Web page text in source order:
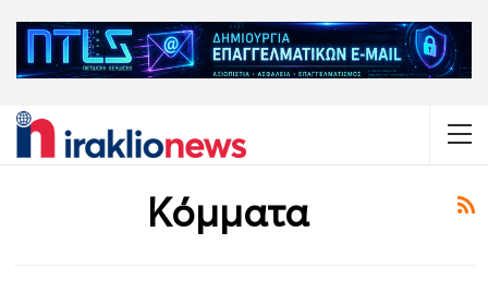
Κόμματα